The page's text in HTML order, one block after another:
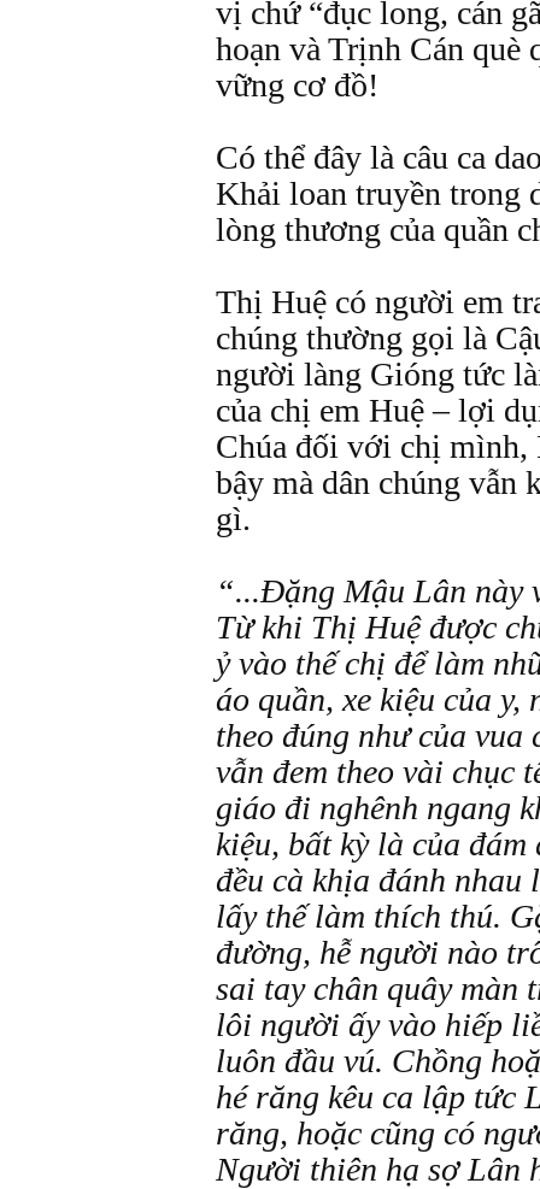
vị chứ “đục long, cán
hoạn và Trịnh Cán
vững cơ đồ!
Có thể đây là câu ca
Khải loan truyền trong
lòng thương của quần
Thị Huệ có người em
chúng thường gọi là
người làng Gióng tức
của chị em Huệ – lợi
Chúa đối với chị mình,
bậy mà dân chúng vẫn
gì.
“...Đặng Mậu Lân này
Từ khi Thị Huệ được
ỷ vào thế chị để làm
áo quần, xe kiệu của y,
theo đúng như của vua
vẫn đem theo vài chục
giáo đi nghênh ngang
kiệu, bất kỳ là của
đều cà khịa đánh nhau
lấy thế làm thích thú.
đường, hễ người nào
sai tay chân quây
lôi người ấy vào hiếp
luôn đầu vú. Chồng
hé răng kêu ca lập tức
răng, hoặc cũng có
Người thiên hạ sợ Lân